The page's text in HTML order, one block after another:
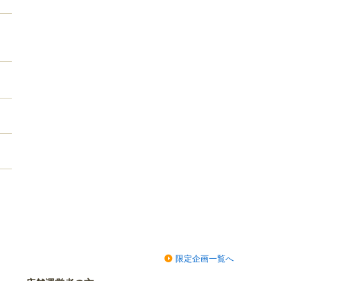
限定企画一覧へ